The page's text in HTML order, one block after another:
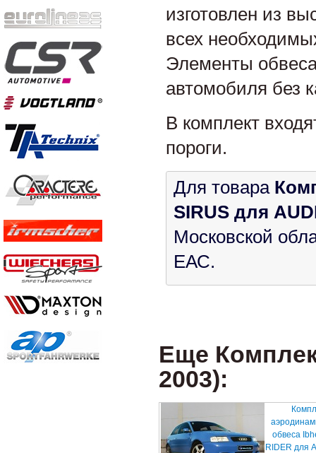
изготовлен из
всех
Элементы
автомобиля без
В комплект
пороги.
Для товара
SIRUS для
Московской
ЕАС.
Еще
2003):
обвеса
RIDER для